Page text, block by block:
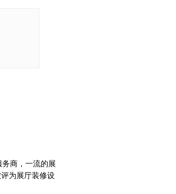
商，一流的展
为展厅装修设